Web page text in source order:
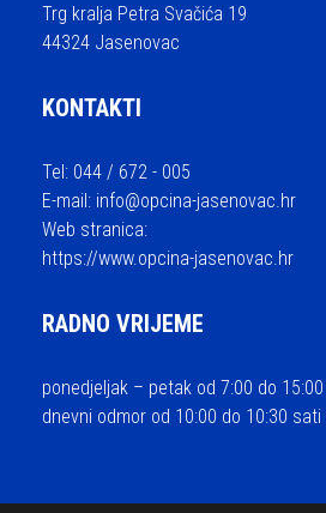
Trg kralja Petra Svačića 19
44324 Jasenovac
KONTAKTI
Tel: 044 / 672 - 005
E-mail: info@opcina-jasenovac.hr
Web stranica:
https://www.opcina-jasenovac.hr
RADNO VRIJEME
ponedjeljak – petak od 7:00 do
dnevni odmor od 10:00 do 10:30 sati